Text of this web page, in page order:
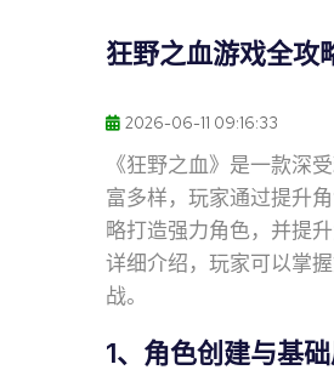
狂野之血游戏全攻
2026-06-11 09:16:33
《狂野之血》是一款深
富多样，玩家通过提升
略打造强力角色，并提
详细介绍，玩家可以掌
战。
1、角色创建与基